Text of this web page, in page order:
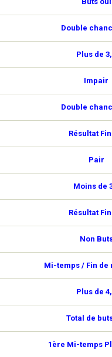
Double
Plus de
Impair
Double
Résultat
Pair
Moins de
Résultat
Non
Mi-temps / Fin de
Plus de
Total de
1ère Mi-temps